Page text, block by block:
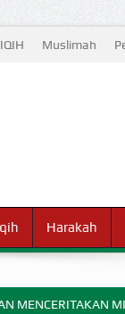
Muslimah
Harakah
MENCERITAKAN